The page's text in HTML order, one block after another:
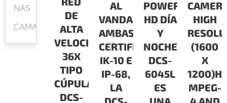
NAS
CAMARAS
DE
ALTA
VELOCIDAD
36X
TIPO
CÚPULA
DCS-
AL
VANDALISMOCON
AMBAS
CERTIFICACIONES
IK-10 E
IP-68,
LA
POWERLINE
HD DÍA
Y
NOCHE
DCS-
6045L
ES
HIGH
(1600
X
MPEG-